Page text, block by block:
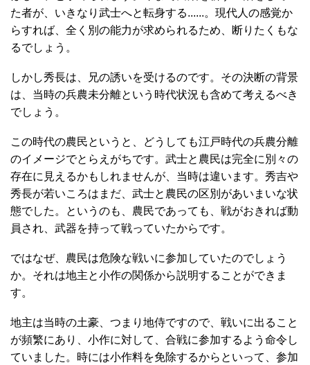
た者が、いきなり武士へと転身する......。現代人の感覚か
らすれば、全く別の能力が求められるため、断りたくもな
るでしょう。
しかし秀長は、兄の誘いを受けるのです。その決断の背景
は、当時の兵農未分離という時代状況も含めて考えるべき
でしょう。
この時代の農民というと、どうしても江戸時代の兵農分離
のイメージでとらえがちです。武士と農民は完全に別々の
存在に見えるかもしれませんが、当時は違います。秀吉や
秀長が若いころはまだ、武士と農民の区別があいまいな状
態でした。というのも、農民であっても、戦がおきれば動
員され、武器を持って戦っていたからです。
ではなぜ、農民は危険な戦いに参加していたのでしょう
か。それは地主と小作の関係から説明することができま
す。
地主は当時の土豪、つまり地侍ですので、戦いに出ること
が頻繁にあり、小作に対して、合戦に参加するよう命令し
ていました。時には小作料を免除するからといって、参加